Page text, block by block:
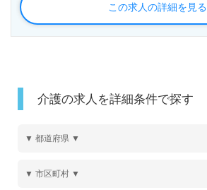
この求人の詳細を見る
介護の求人を詳細条件で探す